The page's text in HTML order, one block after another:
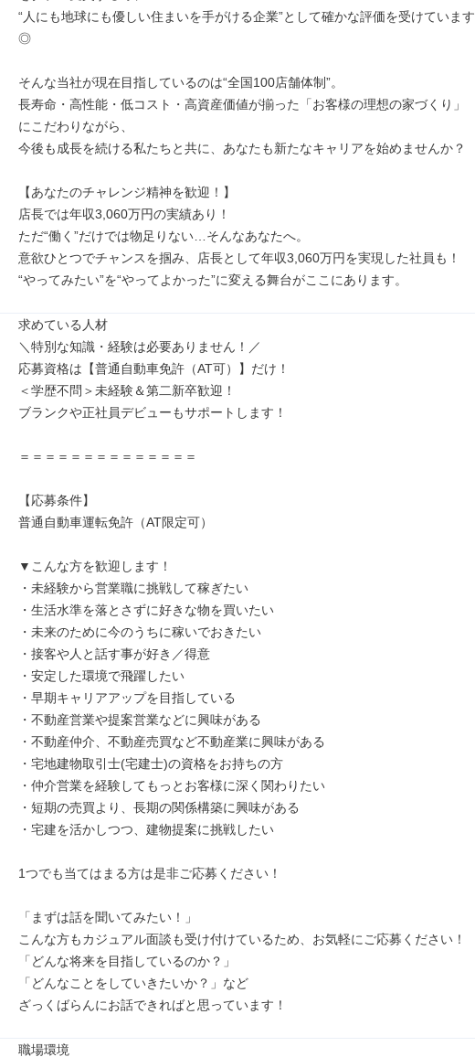
“人にも地球にも優しい住まいを手がける企業”として確かな評価を受けています
◎
そんな当社が現在目指しているのは“全国100店舗体制”。
長寿命・高性能・低コスト・高資産価値が揃った「お客様の理想の家づくり」
にこだわりながら、
今後も成長を続ける私たちと共に、あなたも新たなキャリアを始めませんか？
【あなたのチャレンジ精神を歓迎！】
店長では年収3,060万円の実績あり！
ただ“働く”だけでは物足りない…そんなあなたへ。
意欲ひとつでチャンスを掴み、店長として年収3,060万円を実現した社員も！
“やってみたい”を“やってよかった”に変える舞台がここにあります。
求めている人材
＼特別な知識・経験は必要ありません！／
応募資格は【普通自動車免許（AT可）】だけ！
＜学歴不問＞未経験＆第二新卒歓迎！
ブランクや正社員デビューもサポートします！
＝＝＝＝＝＝＝＝＝＝＝＝＝＝
【応募条件】
普通自動車運転免許（AT限定可）
▼こんな方を歓迎します！
・未経験から営業職に挑戦して稼ぎたい
・生活水準を落とさずに好きな物を買いたい
・未来のために今のうちに稼いでおきたい
・接客や人と話す事が好き／得意
・安定した環境で飛躍したい
・早期キャリアアップを目指している
・不動産営業や提案営業などに興味がある
・不動産仲介、不動産売買など不動産業に興味がある
・宅地建物取引士(宅建士)の資格をお持ちの方
・仲介営業を経験してもっとお客様に深く関わりたい
・短期の売買より、長期の関係構築に興味がある
・宅建を活かしつつ、建物提案に挑戦したい
1つでも当てはまる方は是非ご応募ください！
「まずは話を聞いてみたい！」
こんな方もカジュアル面談も受け付けているため、お気軽にご応募ください！
「どんな将来を目指しているのか？」
「どんなことをしていきたいか？」など
ざっくばらんにお話できればと思っています！
職場環境